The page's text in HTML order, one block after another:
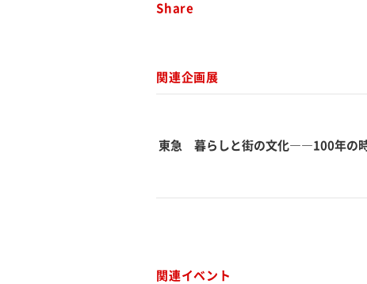
Share
関連企画展
東急 暮らしと街の文化――100年の
関連イベント